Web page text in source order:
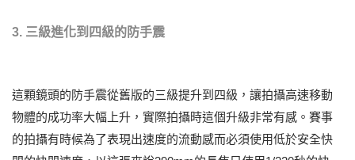
3. 三級進化到四級的防手震
這顆鏡頭的防手震從舊版的三級提升到四級，讓拍攝高速移動
物體的成功率大幅上升，實際拍攝時這個升級非常有感。賽事
的拍攝有時候為了表現出速度的流動感而必須使用低於安全快